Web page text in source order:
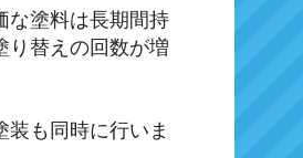
な塗料は長期間持
り替えの回数が増
も同時に行いま